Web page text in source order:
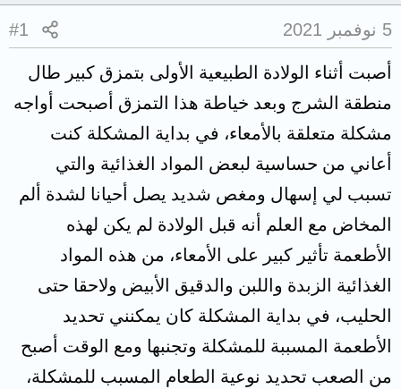
5 نوفمبر 2021 #1
أصبت أثناء الولادة الطبيعية الأولى بتمزق كبير طال
منطقة الشرج وبعد خياطة هذا التمزق أصبحت أواجه
مشكلة متعلقة بالأمعاء، في بداية المشكلة كنت
أعاني من حساسية لبعض المواد الغذائية والتي
تسبب لي إسهال ومغص شديد يصل أحيانا لشدة ألم
المخاض مع العلم أنه قبل الولادة لم يكن لهذه
الأطعمة تأثير كبير على الأمعاء، من هذه المواد
الغذائية الزبدة واللبن والدقيق الأبيض ولاحقا حتى
الحليب، في بداية المشكلة كان يمكنني تحديد
الأطعمة المسببة للمشكلة وتجنبها ومع الوقت أصبح
من الصعب تحديد نوعية الطعام المسبب للمشكلة،